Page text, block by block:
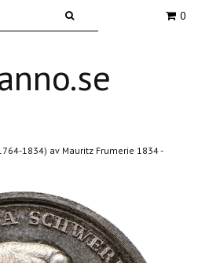
0
1834) av Mauritz Frumerie 1834 -